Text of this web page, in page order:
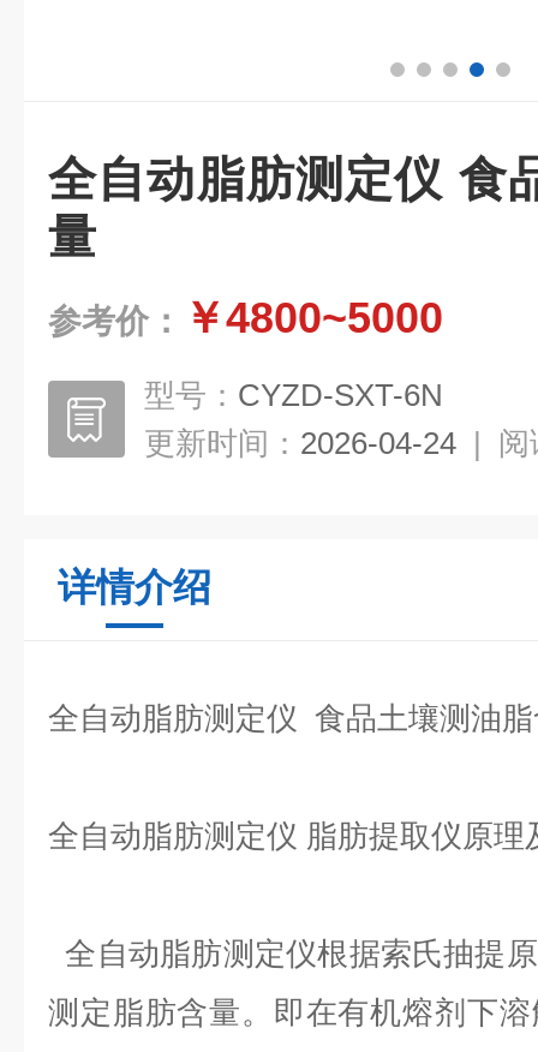
全自动脂肪测定仪 食
量
参考价： ￥4800~5000
型号： CYZD-SXT-6N
更新时间： 2026-04-24 | 阅
详情介绍
全自动脂肪测定仪 食品土壤测油
全自动脂肪测定仪 脂肪提取仪原理
全自动脂肪测定仪根据索氏抽提
测定脂肪含量。即在有机熔剂下